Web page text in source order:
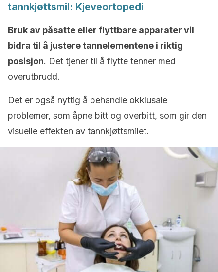
tannkjøttsmil: Kjeveortopedi
Bruk av påsatte eller flyttbare apparater vil
bidra til å justere tannelementene i riktig
posisjon. Det tjener til å flytte tenner med
overutbrudd.
Det er også nyttig å behandle okklusale
problemer, som åpne bitt og overbitt, som gir den
visuelle effekten av tannkjøttsmilet.